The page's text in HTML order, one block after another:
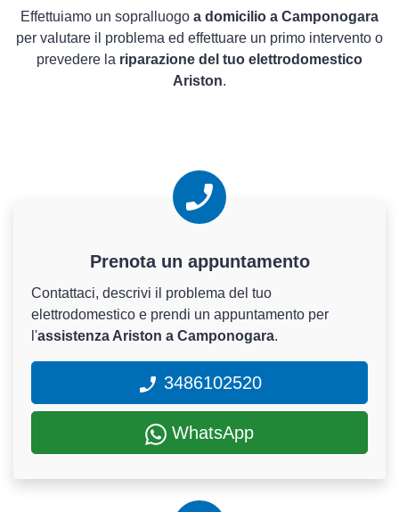
Effettuiamo un sopralluogo a domicilio a Camponogara
per valutare il problema ed effettuare un primo intervento o
prevedere la riparazione del tuo elettrodomestico
Ariston.
Prenota un appuntamento
Contattaci, descrivi il problema del tuo
elettrodomestico e prendi un appuntamento per
l'assistenza Ariston a Camponogara.
3486102520
WhatsApp